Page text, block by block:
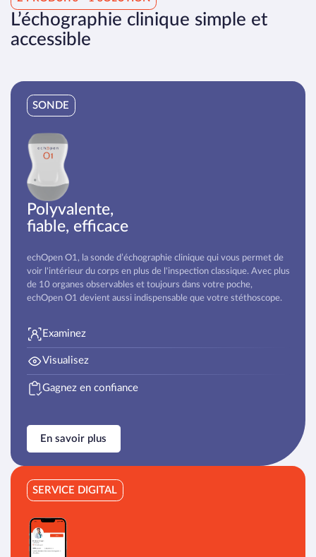
L’échographie clinique simple et
accessible
SONDE
Polyvalente,
fiable, efficace
echOpen O1, la sonde d’échographie clinique qui vous permet de
voir l'intérieur du corps en plus de l'inspection classique. Avec plus
de 10 organes observables et toujours dans votre poche,
echOpen O1 devient aussi indispensable que votre stéthoscope.
Examinez
Visualisez
Gagnez en confiance
En savoir plus
SERVICE DIGITAL